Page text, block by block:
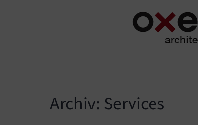
Archiv: Services